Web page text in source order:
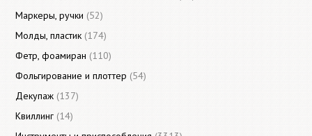
Маркеры, ручки (52)
Молды, пластик (174)
Фетр, фоамиран (110)
Фольгирование и плоттер (54)
Декупаж (137)
Квиллинг (14)